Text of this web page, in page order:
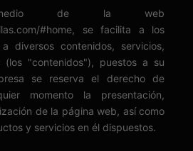
de la web
#home, se facilita a los
diversos contenidos, servicios,
(los "contenidos"), puestos a su
se reserva el derecho de
momento la presentación,
de la página web, así como
y servicios en él dispuestos.